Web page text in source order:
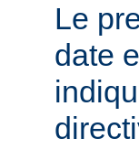
Le
date